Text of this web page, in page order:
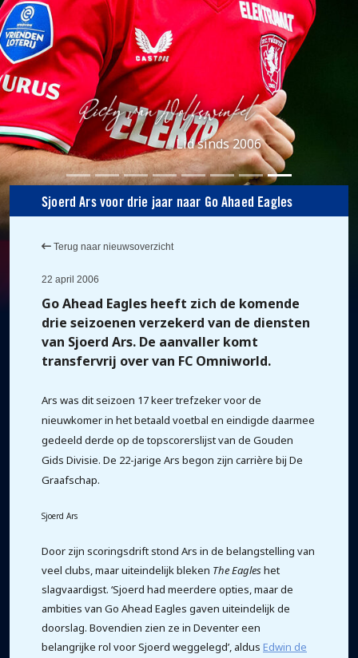
Lid sinds 2006
Sjoerd Ars voor drie jaar naar Go Ahaed Eagles
Terug naar nieuwsoverzicht
22 april 2006
Go Ahead Eagles heeft zich de komende
drie seizoenen verzekerd van de diensten
van Sjoerd Ars. De aanvaller komt
transfervrij over van FC Omniworld.
Ars was dit seizoen 17 keer trefzeker voor de
nieuwkomer in het betaald voetbal en eindigde daarmee
gedeeld derde op de topscorerslijst van de Gouden
Gids Divisie. De 22-jarige Ars begon zijn carrière bij De
Graafschap.
Sjoerd Ars
Door zijn scoringsdrift stond Ars in de belangstelling van
veel clubs, maar uiteindelijk bleken The Eagleshet
slagvaardigst. ‘Sjoerd had meerdere opties, maar de
ambities van Go Ahead Eagles gaven uiteindelijk de
doorslag. Bovendien zien ze in Deventer een
belangrijke rol voor Sjoerd weggelegd’, aldus Edwin de